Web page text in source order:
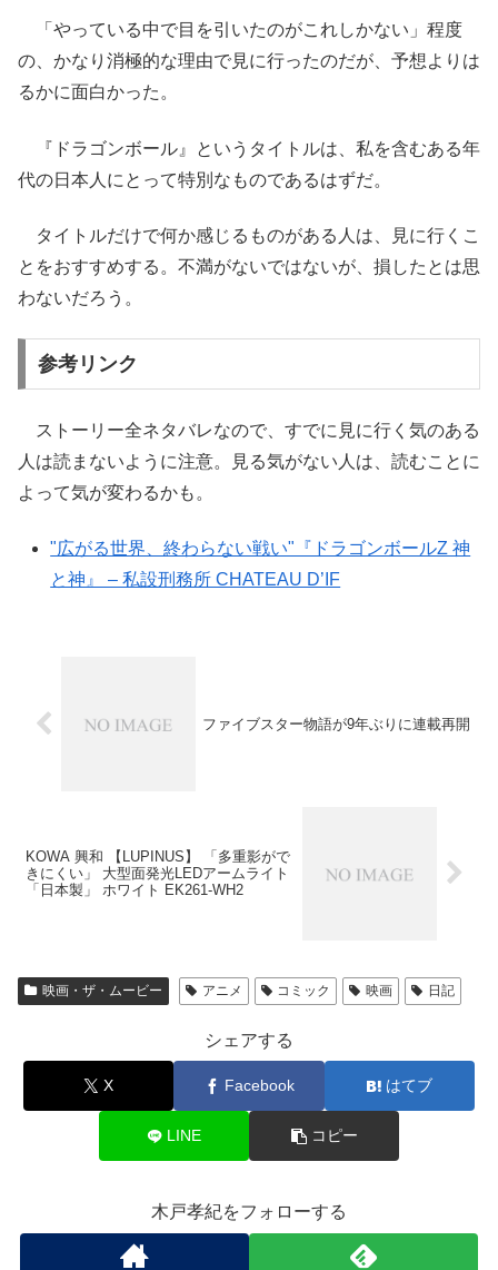
「やっている中で目を引いたのがこれしかない」程度
の、かなり消極的な理由で見に行ったのだが、予想よりは
るかに面白かった。
『ドラゴンボール』というタイトルは、私を含むある年
代の日本人にとって特別なものであるはずだ。
タイトルだけで何か感じるものがある人は、見に行くこ
とをおすすめする。不満がないではないが、損したとは思
わないだろう。
参考リンク
ストーリー全ネタバレなので、すでに見に行く気のある
人は読まないように注意。見る気がない人は、読むことに
よって気が変わるかも。
"広がる世界、終わらない戦い"『ドラゴンボールZ 神
と神』 – 私設刑務所 CHATEAU D’IF
ファイブスター物語が9年ぶりに連載再開
KOWA 興和 【LUPINUS】 「多重影がで
きにくい」 大型面発光LEDアームライト
「日本製」 ホワイト EK261-WH2
映画・ザ・ムービー アニメ コミック 映画 日記
シェアする
X Facebook はてブ
LINE コピー
木戸孝紀をフォローする